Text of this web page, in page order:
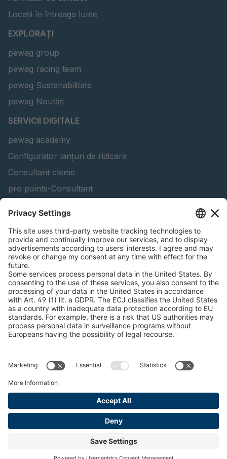
Locații în întreaga lume
EXPLORAȚI
pewag group
pewag racing team
pewag Sustenabilitate
pewag Noutăți
SERVICII DIGITALE
pewag academy
Configurator lanțuri de ridicare
Consultant cleme
pro points-Consultant
Configurator grinzi de ridicare
Configurator lanț de zăpadă
Găsiți produse forestiere
INFORMAȚII JURIDICE
Certificate
Acord privind factura de conținut
Termeni și condiții
Declarație privind confidențialitatea datelor